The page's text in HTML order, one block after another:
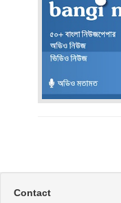
Contact